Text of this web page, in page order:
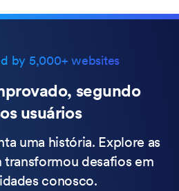
by 5,000+ websites
segundo
usuários
uma história. Explore as
transformou desafios em
conosco.